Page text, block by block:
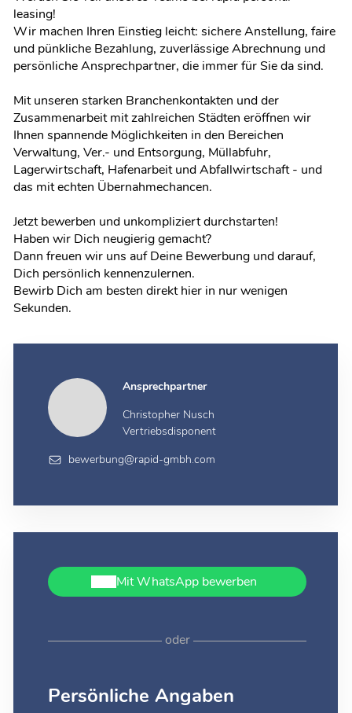
Ansprechpartner
Christopher Nusch
Vertriebsdisponent
bewerbung@rapid-gmbh.com
Mit WhatsApp bewerben
oder
Persönliche Angaben
leasing!
Wir machen Ihren Einstieg leicht: sichere Anstellung, faire
und pünkliche Bezahlung, zuverlässige Abrechnung und
persönliche Ansprechpartner, die immer für Sie da sind.
Mit unseren starken Branchenkontakten und der
Zusammenarbeit mit zahlreichen Städten eröffnen wir
Ihnen spannende Möglichkeiten in den Bereichen
Verwaltung, Ver.- und Entsorgung, Müllabfuhr,
Lagerwirtschaft, Hafenarbeit und Abfallwirtschaft - und
das mit echten Übernahmechancen.
Jetzt bewerben und unkompliziert durchstarten!
Haben wir Dich neugierig gemacht?
Dann freuen wir uns auf Deine Bewerbung und darauf,
Dich persönlich kennenzulernen.
Bewirb Dich am besten direkt hier in nur wenigen
Sekunden.